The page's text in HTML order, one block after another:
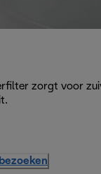
zorgt voor